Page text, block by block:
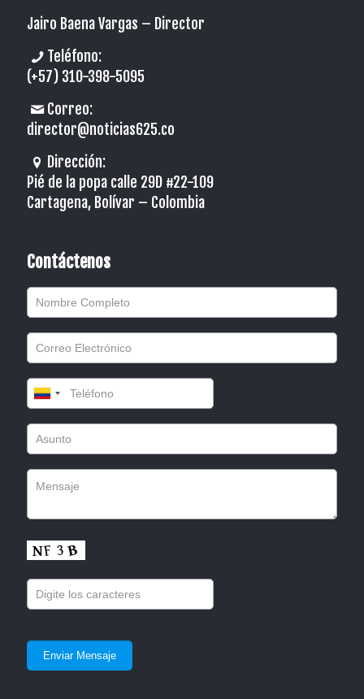
Jairo Baena Vargas – Director
Teléfono:
(+57) 310-398-5095
Correo:
director@noticias625.co
Dirección:
Pié de la popa calle 29D #22-109
Cartagena, Bolívar – Colombia
Contáctenos